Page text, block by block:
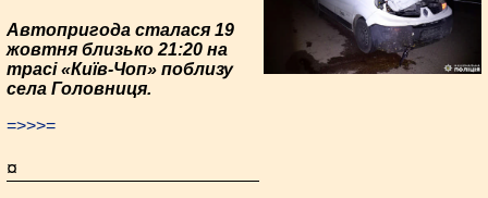
Автопригода сталася 19
жовтня близько 21:20 на
трасі «Київ-Чоп» поблизу
села Голов­ниця.
=>>>=
¤